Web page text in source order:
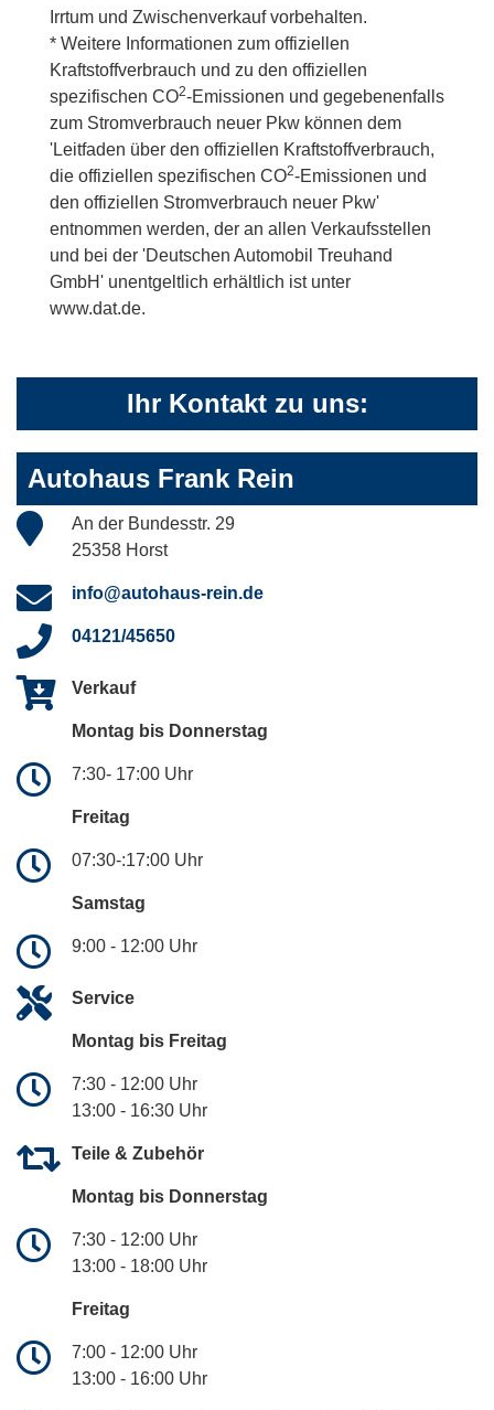
Irrtum und Zwischenverkauf vorbehalten.
* Weitere Informationen zum offiziellen
Kraftstoffverbrauch und zu den offiziellen
spezifischen CO2-Emissionen und gegebenenfalls
zum Stromverbrauch neuer Pkw können dem
'Leitfaden über den offiziellen Kraftstoffverbrauch,
die offiziellen spezifischen CO2-Emissionen und
den offiziellen Stromverbrauch neuer Pkw'
entnommen werden, der an allen Verkaufsstellen
und bei der 'Deutschen Automobil Treuhand
GmbH' unentgeltlich erhältlich ist unter
www.dat.de.
Ihr Kontakt zu uns:
Autohaus Frank Rein
An der Bundesstr. 29
25358 Horst
info@autohaus-rein.de
04121/45650
Verkauf
Montag bis Donnerstag
7:30- 17:00 Uhr
Freitag
07:30-:17:00 Uhr
Samstag
9:00 - 12:00 Uhr
Service
Montag bis Freitag
7:30 - 12:00 Uhr
13:00 - 16:30 Uhr
Teile & Zubehör
Montag bis Donnerstag
7:30 - 12:00 Uhr
13:00 - 18:00 Uhr
Freitag
7:00 - 12:00 Uhr
13:00 - 16:00 Uhr